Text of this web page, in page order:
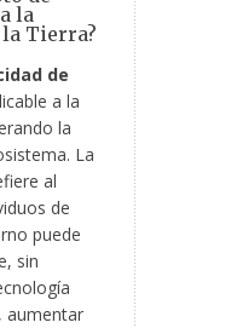
la
Tierra?
de
a la
la
La
al
de
puede
sin
aumentar